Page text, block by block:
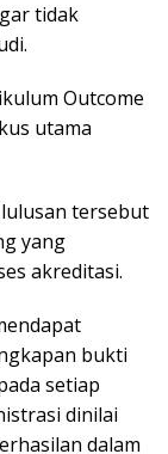
tidak
Outcome
utama
tersebut
yang
akreditasi.
bukti
setiap
dinilai
dalam